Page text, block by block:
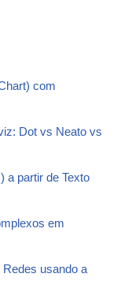
com
Dot vs Neato vs
a partir de Texto
em
Redes usando a